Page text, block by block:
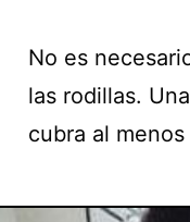
No es
las rodillas.
cubra al